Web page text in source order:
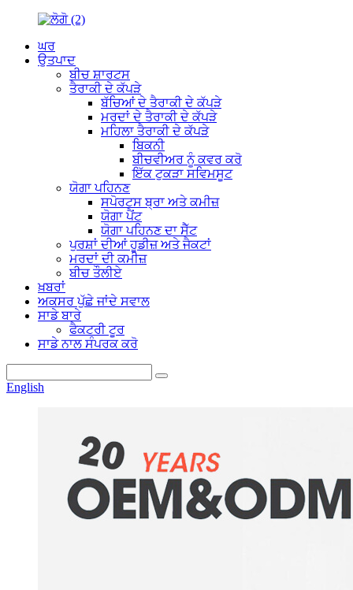
ਘਰ
ਉਤਪਾਦ
ਬੀਚ ਸ਼ਾਰਟਸ
ਤੈਰਾਕੀ ਦੇ ਕੱਪੜੇ
ਬੱਚਿਆਂ ਦੇ ਤੈਰਾਕੀ ਦੇ ਕੱਪੜੇ
ਮਰਦਾਂ ਦੇ ਤੈਰਾਕੀ ਦੇ ਕੱਪੜੇ
ਮਹਿਲਾ ਤੈਰਾਕੀ ਦੇ ਕੱਪੜੇ
ਬਿਕਨੀ
ਬੀਚਵੀਅਰ ਨੂੰ ਕਵਰ ਕਰੋ
ਇੱਕ ਟੁਕੜਾ ਸਵਿਮਸੂਟ
ਯੋਗਾ ਪਹਿਨਣ
ਸਪੋਰਟਸ ਬ੍ਰਾ ਅਤੇ ਕਮੀਜ਼
ਯੋਗਾ ਪੈਂਟ
ਯੋਗਾ ਪਹਿਨਣ ਦਾ ਸੈੱਟ
ਪੁਰਸ਼ਾਂ ਦੀਆਂ ਹੂਡੀਜ਼ ਅਤੇ ਜੈਕਟਾਂ
ਮਰਦਾਂ ਦੀ ਕਮੀਜ਼
ਬੀਚ ਤੌਲੀਏ
ਖ਼ਬਰਾਂ
ਅਕਸਰ ਪੁੱਛੇ ਜਾਂਦੇ ਸਵਾਲ
ਸਾਡੇ ਬਾਰੇ
ਫੈਕਟਰੀ ਟੂਰ
ਸਾਡੇ ਨਾਲ ਸੰਪਰਕ ਕਰੋ
English